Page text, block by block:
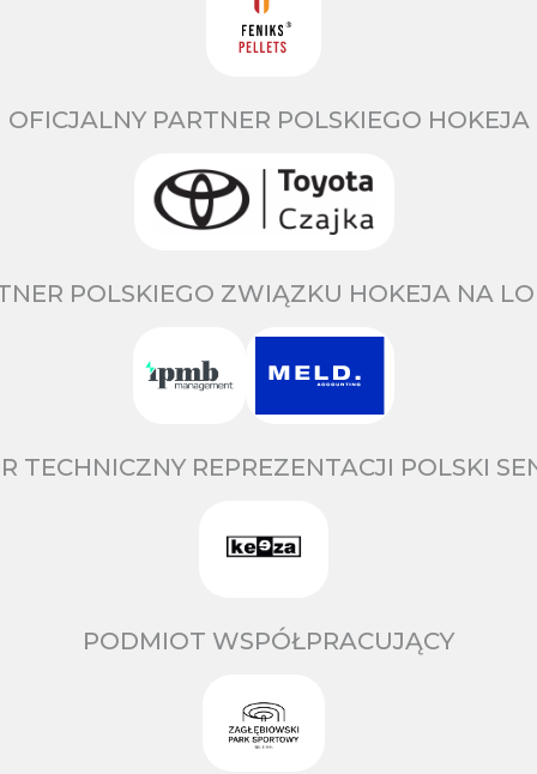
OFICJALNY PARTNER POLSKIEGO HOKEJA
POLSKIEGO ZWIĄZKU HOKEJA NA
TECHNICZNY REPREZENTACJI POLSKI
PODMIOT WSPÓŁPRACUJĄCY